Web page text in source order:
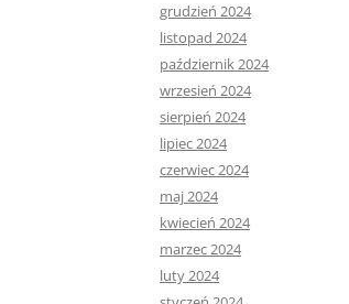
grudzień 2024
listopad 2024
październik 2024
wrzesień 2024
sierpień 2024
lipiec 2024
czerwiec 2024
maj 2024
kwiecień 2024
marzec 2024
luty 2024